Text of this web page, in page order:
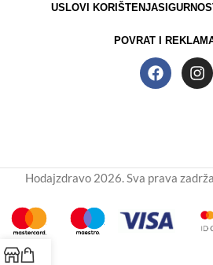
USLOVI KORIŠTENJA
POVRAT I
Hodajzdravo 2026. Sva prava